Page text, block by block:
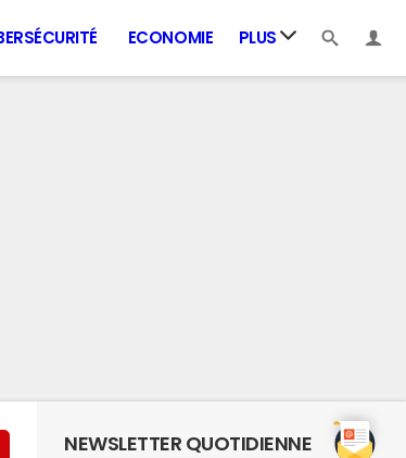
ECONOMIE PLUS
NEWSLETTER QUOTIDIENNE